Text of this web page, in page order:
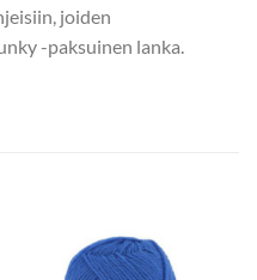
joiden
-paksuinen lanka.